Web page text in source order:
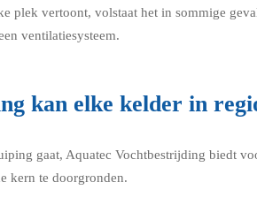
plek vertoont, volstaat het in sommige
ventilatiesysteem.
kan elke kelder in
gaat, Aquatec Vochtbestrijding biedt
kern te doorgronden.